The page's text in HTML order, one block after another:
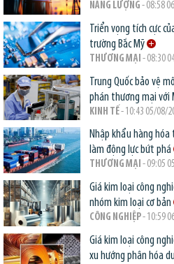
NĂNG LƯỢNG - 08:58
Triển vọng tích cực
trường Bắc Mỹ
THƯƠNG MẠI - 08:30
Trung Quốc bảo vệ
phán thương mại với
KINH TẾ- 10:43 05/08/
Nhập khẩu hàng hóa
làm động lực bứt phá
THƯƠNG MẠI - 09:05
Giá kim loại công
nhóm kim loại cơ bản
CÔNG NGHIỆP- 10:59
Giá kim loại công
xu hướng phân hóa